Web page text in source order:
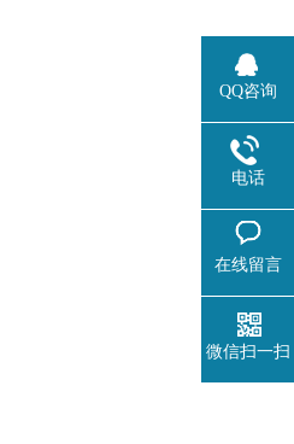
QQ咨询
电话
在线留言
微信扫一扫